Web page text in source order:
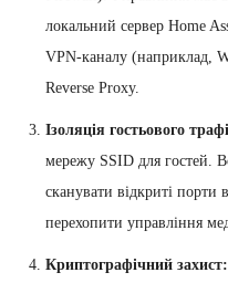
локальний сервер Home
VPN-каналу (наприклад,
Reverse Proxy.
Ізоляція гостьового
мережу SSID для гостей.
сканувати відкриті
перехопити управління
Криптографічний захист: